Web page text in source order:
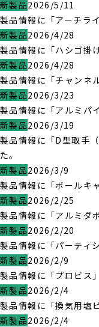
新製品2026/5/11
製品情報に「アーチラ
新製品2026/4/28
製品情報に「ハシゴ掛
新製品2026/4/28
製品情報に「チャンネ
新製品2026/3/23
製品情報に「アルミパ
新製品2026/3/19
製品情報に「D型取手
た。
新製品2026/3/9
製品情報に「ボールキ
新製品2026/2/25
製品情報に「アルミダ
新製品2026/2/20
製品情報に「パーティ
新製品2026/2/9
製品情報に「プロビス
新製品2026/2/4
製品情報に「換気用塩
新製品2026/2/4